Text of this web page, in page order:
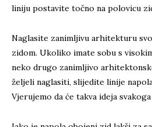
liniju postavite točno na polovicu
Naglasite zanimljivu arhitekturu
zidom. Ukoliko imate sobu s
neko drugo zanimljivo
željeli naglasiti, slijedite linije
Vjerujemo da će takva ideja